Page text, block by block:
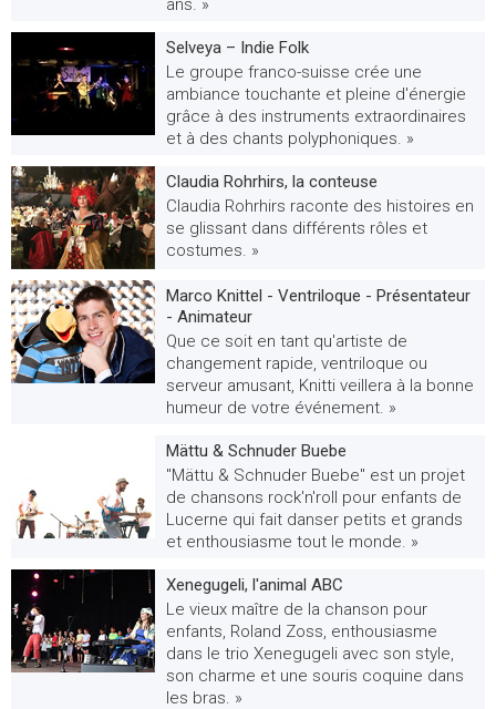
ans. »
Selveya – Indie Folk
Le groupe franco-suisse crée une
ambiance touchante et pleine d'énergie
grâce à des instruments extraordinaires
et à des chants polyphoniques. »
Claudia Rohrhirs, la conteuse
Claudia Rohrhirs raconte des histoires en
se glissant dans différents rôles et
costumes. »
Marco Knittel - Ventriloque - Présentateur
- Animateur
Que ce soit en tant qu'artiste de
changement rapide, ventriloque ou
serveur amusant, Knitti veillera à la bonne
humeur de votre événement. »
Mättu & Schnuder Buebe
"Mättu & Schnuder Buebe" est un projet
de chansons rock'n'roll pour enfants de
Lucerne qui fait danser petits et grands
et enthousiasme tout le monde. »
Xenegugeli, l'animal ABC
Le vieux maître de la chanson pour
enfants, Roland Zoss, enthousiasme
dans le trio Xenegugeli avec son style,
son charme et une souris coquine dans
les bras. »